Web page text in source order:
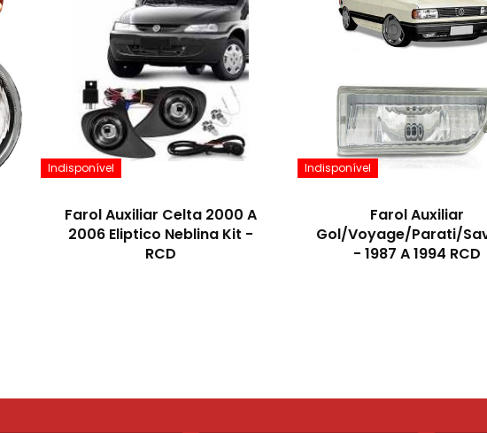
Farol Auxiliar Celta 2000 A
2006 Eliptico Neblina Kit -
RCD
Indisponível
Farol Auxiliar
Gol/Voyage/Parati/
- 1987 A 1994 RCD
Indisponível